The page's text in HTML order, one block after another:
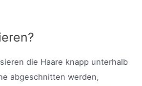
die Haare knapp unterhalb
abgeschnitten werden,